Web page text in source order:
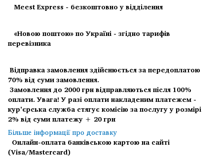
Meest Express - безкоштовно у відділення
«Новою поштою» по Україні - згідно тарифів
перевізника
Відправка замовлення здійснюється за передоплатою
70% від суми замовлення.
Замовлення до 2000 грн відправляються після 100%
оплати.Увага! У разі оплати накладеним платежем -
кур'єрська служба стягує комісію за послугу у розмірі
2% від суми платежу + 20 грн
Більше інформації про доставку
Онлайн-оплата банківською картою на сайті
(Visa/Mastercard)